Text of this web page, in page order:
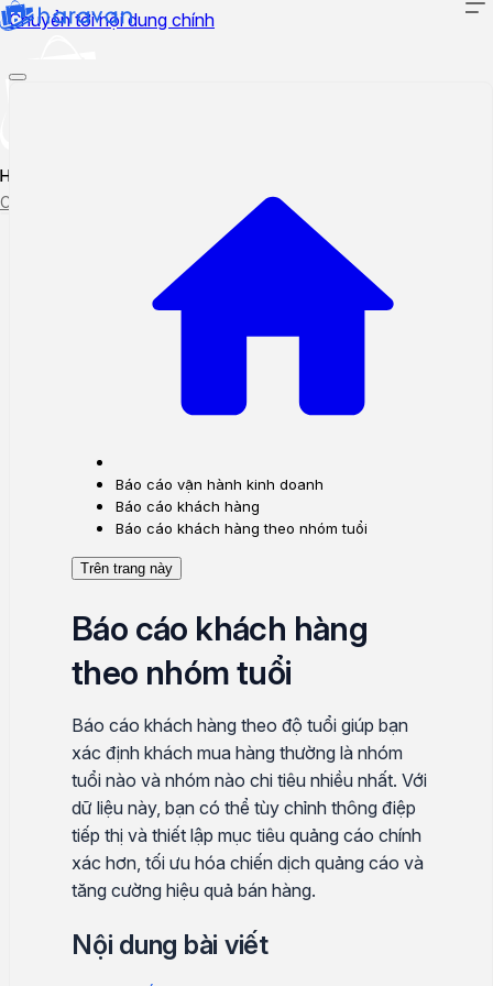
Chuyển tới nội dung chính
Hướng dẫn sử dụng
Cập nhật tính năng mới
Theo dõi ticket
Báo cáo vận hành kinh doanh
Báo cáo khách hàng
Báo cáo khách hàng theo nhóm tuổi
Trên trang này
Báo cáo khách hàng
theo nhóm tuổi
Báo cáo khách hàng theo độ tuổi giúp bạn
xác định khách mua hàng thường là nhóm
tuổi nào và nhóm nào chi tiêu nhiều nhất. Với
dữ liệu này, bạn có thể tùy chỉnh thông điệp
tiếp thị và thiết lập mục tiêu quảng cáo chính
xác hơn, tối ưu hóa chiến dịch quảng cáo và
tăng cường hiệu quả bán hàng.
Nội dung bài viết